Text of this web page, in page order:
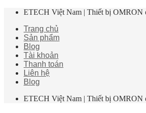
Skip
content
ETECH Việt Nam | Thiết bị OMRON
Trang chủ
Sản phẩm
Blog
Tài khoản
Thanh toán
Liên hệ
Blog
ETECH Việt Nam | Thiết bị OMRON